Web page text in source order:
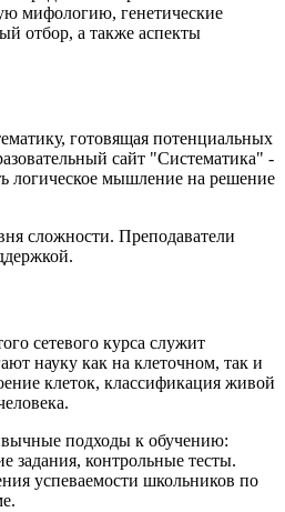
мифологию, генетические
отбор, а также аспекты
готовящая потенциальных
сайт "Систематика" -
логическое мышление на решение
сложности. Преподаватели
сетевого курса служит
науку как на клеточном, так и
клеток, классификация живой
подходы к обучению:
задания, контрольные тесты.
успеваемости школьников по